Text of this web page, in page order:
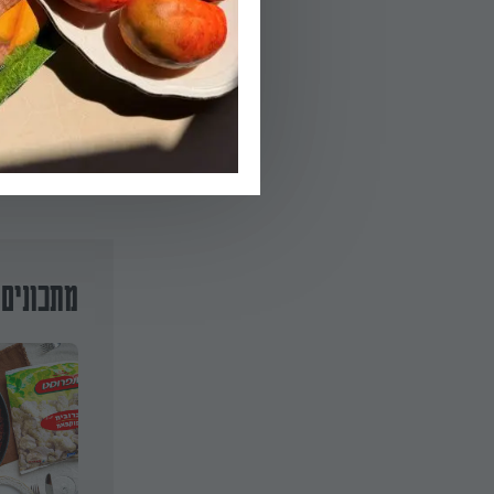
05.
מטגנים וגישים.